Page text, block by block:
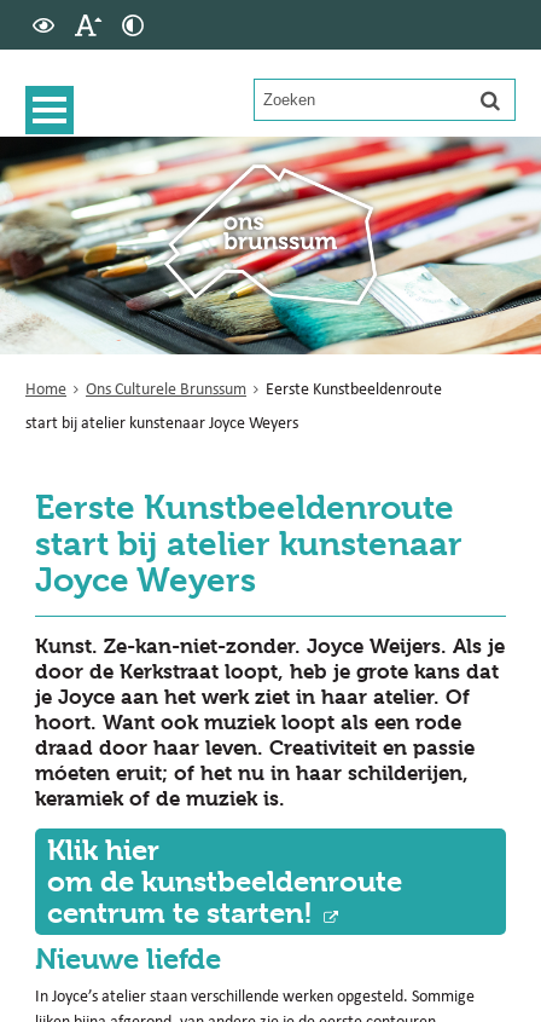
Home Ons Culturele Brunssum
Eerste Kunstbeeldenroute
start bij atelier kunstenaar Joyce Weyers
Eerste Kunstbeeldenroute
start bij atelier kunstenaar
Joyce Weyers
Kunst. Ze-kan-niet-zonder. Joyce Weijers. Als je
door de Kerkstraat loopt, heb je grote kans dat
je Joyce aan het werk ziet in haar atelier. Of
hoort. Want ook muziek loopt als een rode
draad door haar leven. Creativiteit en passie
móeten eruit; of het nu in haar schilderijen,
keramiek of de muziek is.
Klik hier
om de kunstbeeldenroute
centrum te starten!
Nieuwe liefde
In Joyce’s atelier staan verschillende werken opgesteld. Sommige